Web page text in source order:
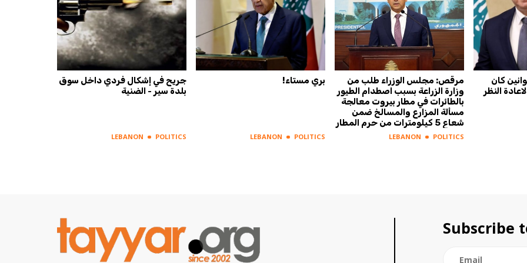
جريح في إشكال فردي داخل سوق
بلدة سير - الضنية
LEBANON POLITICS
بري مستاء!
LEBANON POLITICS
مرقص: مجلس الوزراء طلب من
وزارة الزراعة بسبب اصطدام الطيور
بالطائرات في مطار بيروت معالجة
مسألة المزارع والمسالخ ضمن
شعاع 5 كيلومترات من حرم المطار
LEBANON POLITICS
عون اعاد 4 قوانين كان
النظر
Subscribe